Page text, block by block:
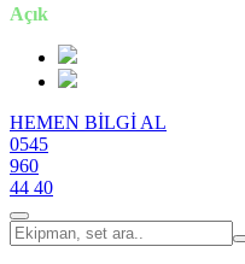
Açık
HEMEN BİLGİ AL
0545
960
44 40